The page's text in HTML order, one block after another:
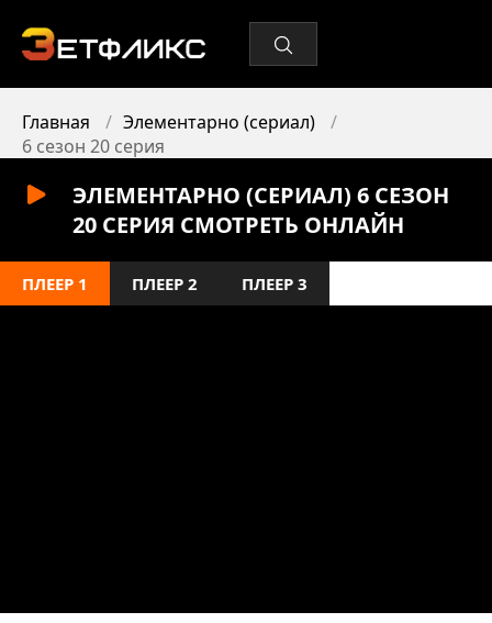
Главная
Элементарно (сериал)
6 сезон 20 серия
ЭЛЕМЕНТАРНО (СЕРИАЛ) 6 СЕЗОН
20 СЕРИЯ СМОТРЕТЬ ОНЛАЙН
ПЛЕЕР 1 ПЛЕЕР 2 ПЛЕЕР 3